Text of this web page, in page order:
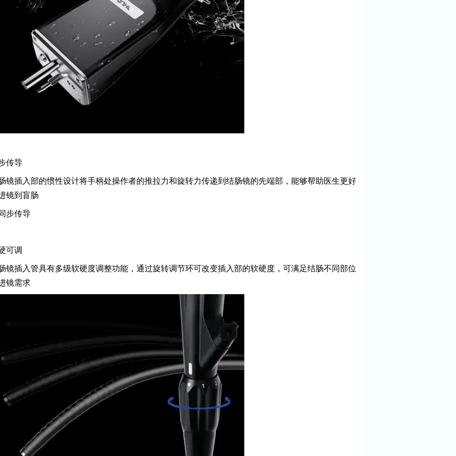
传导
镜插入部的惯性设计将手柄处操作者的推拉力和旋转力传递到结肠镜的先端部，能够帮助医生更好
镜到盲肠
可调
镜插入管具有多级软硬度调整功能，通过旋转调节环可改变插入部的软硬度，可满足结肠不同部位
镜需求